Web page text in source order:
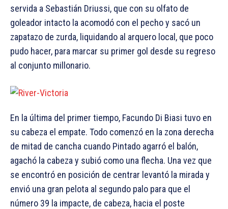
servida a Sebastián Driussi, que con su olfato de
goleador intacto la acomodó con el pecho y sacó un
zapatazo de zurda, liquidando al arquero local, que poco
pudo hacer, para marcar su primer gol desde su regreso
al conjunto millonario.
En la última del primer tiempo, Facundo Di Biasi tuvo en
su cabeza el empate. Todo comenzó en la zona derecha
de mitad de cancha cuando Pintado agarró el balón,
agachó la cabeza y subió como una flecha. Una vez que
se encontró en posición de centrar levantó la mirada y
envió una gran pelota al segundo palo para que el
número 39 la impacte, de cabeza, hacia el poste